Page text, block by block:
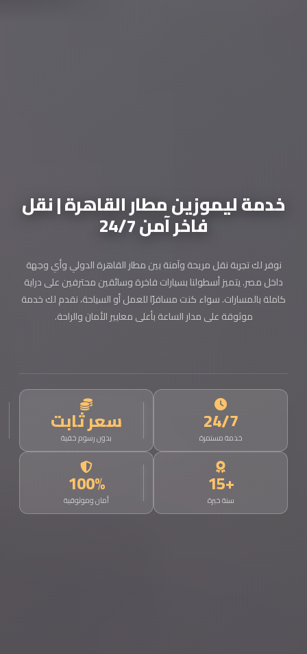
خدمة ليموزين مطار القاهرة | نقل
فاخر آمن 24/7
نوفر لك تجربة نقل مريحة وآمنة بين مطار القاهرة الدولي وأي وجهة
داخل مصر. يتميز أسطولنا بسيارات فاخرة وسائقين محترفين على دراية
كاملة بالمسارات. سواء كنت مسافرًا للعمل أو السياحة، نقدم لك خدمة
موثوقة على مدار الساعة بأعلى معايير الأمان والراحة.
24/7
خدمة مستمرة
سعر ثابت
بدون رسوم خفية
+15
سنة خبرة
100%
أمان وموثوقية